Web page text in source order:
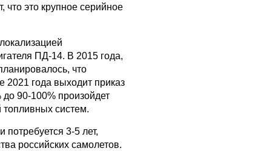
что это крупное серийное
ПД-14. В 2015 года,
что
2021 года выходит приказ
до 90-100% произойдет
топливных систем.
потребуется 3-5 лет,
российских самолетов.